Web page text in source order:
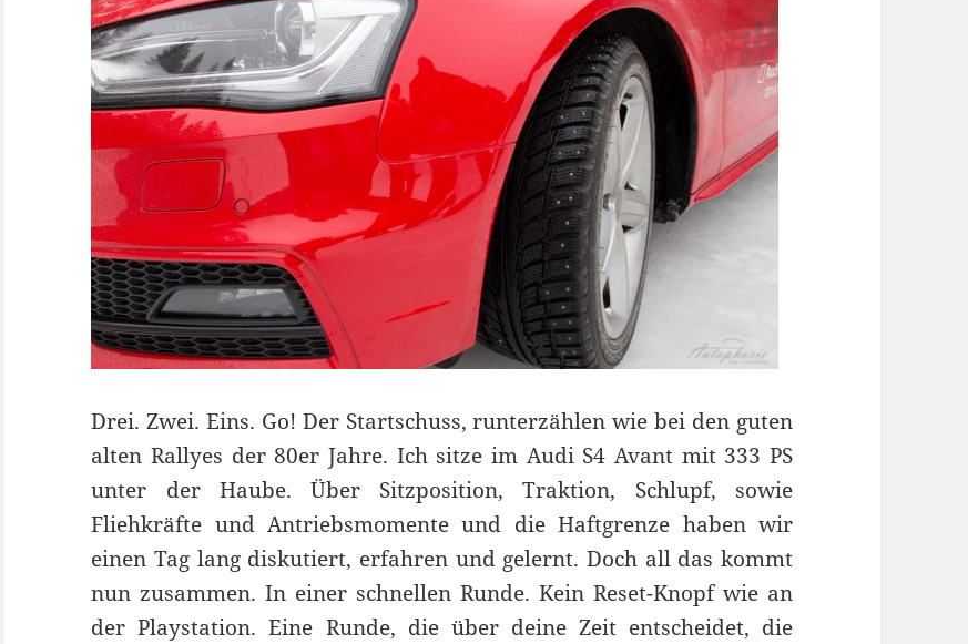
Drei. Zwei. Eins. Go! Der Startschuss, runterzählen wie bei den guten
alten Rallyes der 80er Jahre. Ich sitze im Audi S4 Avant mit 333 PS
unter der Haube. Über Sitzposition, Traktion, Schlupf, sowie
Fliehkräfte und Antriebsmomente und die Haftgrenze haben wir
einen Tag lang diskutiert, erfahren und gelernt. Doch all das kommt
nun zusammen. In einer schnellen Runde. Kein Reset-Knopf wie an
der Playstation. Eine Runde, die über deine Zeit entscheidet, die